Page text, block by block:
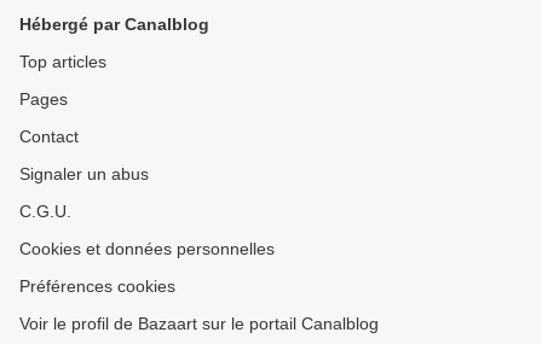
Hébergé par Canalblog
Top articles
Pages
Contact
Signaler un abus
C.G.U.
Cookies et données personnelles
Préférences cookies
Voir le profil de Bazaart sur le portail Canalblog